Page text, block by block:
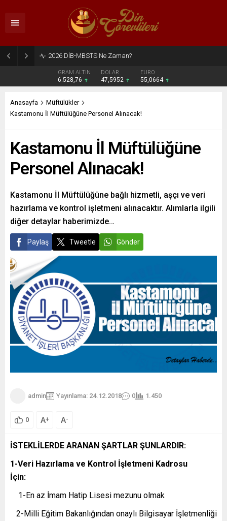
2026 DİB-MBSTS Ne Zaman?
GRAM ALTIN
6.528,76
DOLAR
47,5952
EURO
55,0664
Anasayfa
Müftülükler
Kastamonu İl Müftülüğüne Personel Alınacak!
Kastamonu İl Müftülüğüne
Personel Alınacak!
Kastamonu İl Müftülüğüne bağlı hizmetli, aşçı ve veri
hazırlama ve kontrol işletmeni alınacaktır. Alımlarla ilgili
diğer detaylar haberimizde…
Paylaş Tweetle Gönder
admin Yayınlama: 24.12.2018 0 1.450
0 A+ A-
İSTEKLİLERDE ARANAN ŞARTLAR ŞUNLARDIR:
1-Veri Hazırlama ve Kontrol İşletmeni Kadrosu
İçin:
1-En az İmam Hatip Lisesi mezunu olmak
2-Milli Eğitim Bakanlığından onaylı Bilgisayar İşletmenliği